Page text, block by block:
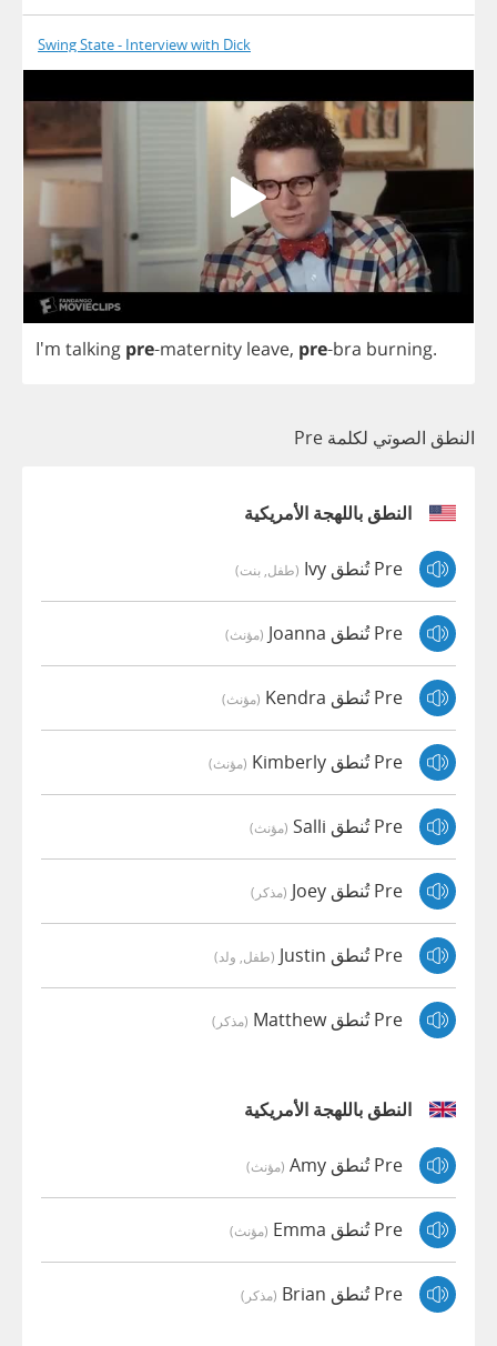
Swing State - Interview with Dick
I'm talking pre-maternity leave, pre-bra burning.
النطق الصوتي لكلمة Pre
النطق باللهجة الأمريكية
Pre تُنطق Ivy (طفل, بنت)
Pre تُنطق Joanna (مؤنث)
Pre تُنطق Kendra (مؤنث)
Pre تُنطق Kimberly (مؤنث)
Pre تُنطق Salli (مؤنث)
Pre تُنطق Joey (مذكر)
Pre تُنطق Justin (طفل, ولد)
Pre تُنطق Matthew (مذكر)
النطق باللهجة الأمريكية
Pre تُنطق Amy (مؤنث)
Pre تُنطق Emma (مؤنث)
Pre تُنطق Brian (مذكر)